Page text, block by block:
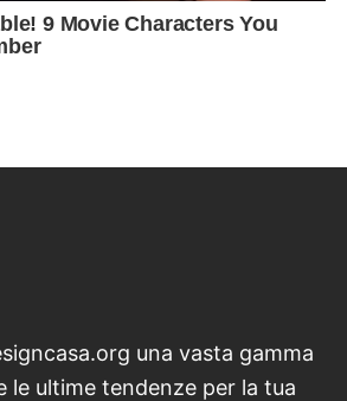
una vasta gamma
le ultime tendenze per la tua